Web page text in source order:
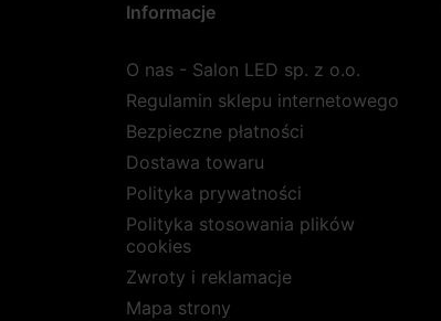
Informacje
O nas - Salon LED sp. z o.o.
Regulamin sklepu internetowego
Bezpieczne płatności
Dostawa towaru
Polityka prywatności
Polityka stosowania plików
cookies
Zwroty i reklamacje
Mapa strony